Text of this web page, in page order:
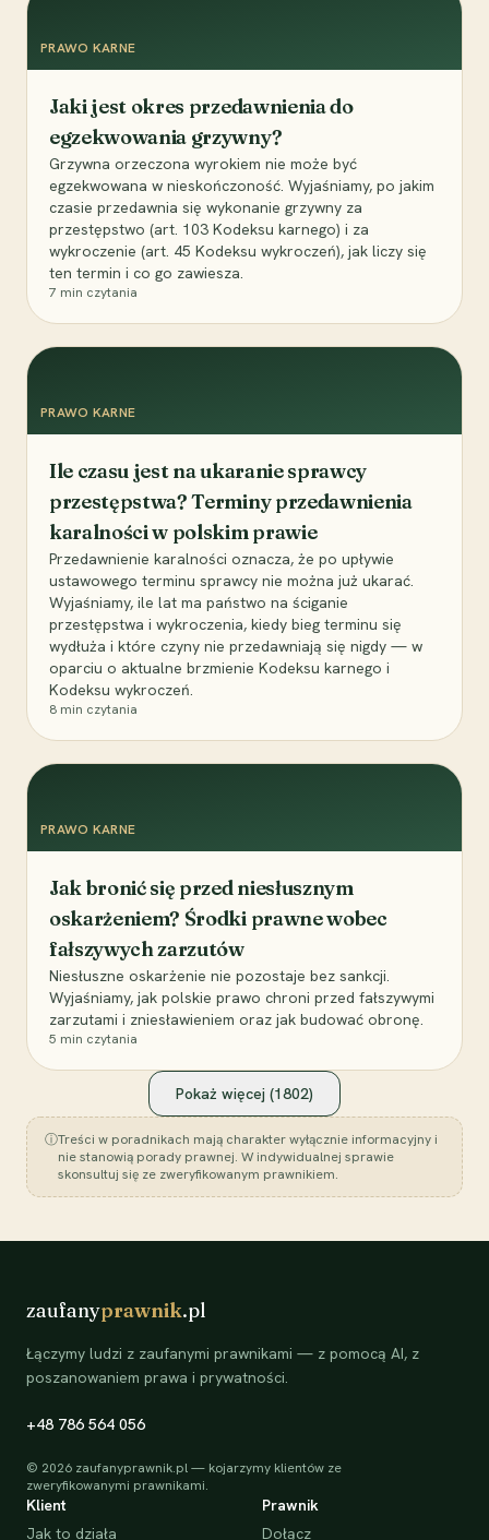
PRAWO KARNE
Jaki jest okres przedawnienia do
egzekwowania grzywny?
Grzywna orzeczona wyrokiem nie może być
egzekwowana w nieskończoność. Wyjaśniamy, po jakim
czasie przedawnia się wykonanie grzywny za
przestępstwo (art. 103 Kodeksu karnego) i za
wykroczenie (art. 45 Kodeksu wykroczeń), jak liczy się
ten termin i co go zawiesza.
7 min czytania
PRAWO KARNE
Ile czasu jest na ukaranie sprawcy
przestępstwa? Terminy przedawnienia
karalności w polskim prawie
Przedawnienie karalności oznacza, że po upływie
ustawowego terminu sprawcy nie można już ukarać.
Wyjaśniamy, ile lat ma państwo na ściganie
przestępstwa i wykroczenia, kiedy bieg terminu się
wydłuża i które czyny nie przedawniają się nigdy — w
oparciu o aktualne brzmienie Kodeksu karnego i
Kodeksu wykroczeń.
8 min czytania
PRAWO KARNE
Jak bronić się przed niesłusznym
oskarżeniem? Środki prawne wobec
fałszywych zarzutów
Niesłuszne oskarżenie nie pozostaje bez sankcji.
Wyjaśniamy, jak polskie prawo chroni przed fałszywymi
zarzutami i zniesławieniem oraz jak budować obronę.
5 min czytania
Pokaż więcej (1802)
ⓘTreści w poradnikach mają charakter wyłącznie informacyjny i
nie stanowią porady prawnej. W indywidualnej sprawie
skonsultuj się ze zweryfikowanym prawnikiem.
zaufanyprawnik.pl
Łączymy ludzi z zaufanymi prawnikami — z pomocą AI, z
poszanowaniem prawa i prywatności.
+48 786 564 056
© 2026 zaufanyprawnik.pl — kojarzymy klientów ze
zweryfikowanymi prawnikami.
Klient
Jak to działa
Prawnik
Dołącz